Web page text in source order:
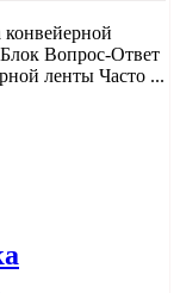
Вопрос-Ответ
ленты Часто ...